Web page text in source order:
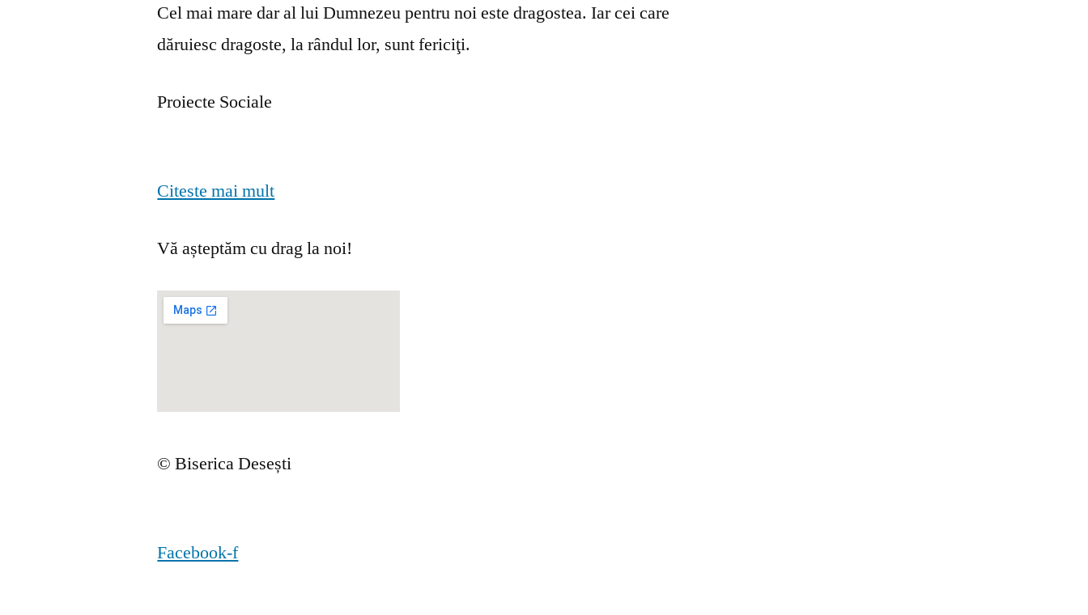
Cel mai mare dar al lui Dumnezeu pentru noi este dragostea. Iar cei care
dăruiesc dragoste, la rândul lor, sunt fericiţi.
Proiecte Sociale
Citeste mai mult
Vă așteptăm cu drag la noi!
© Biserica Desești
Facebook-f